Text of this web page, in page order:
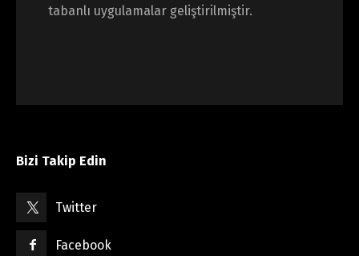
tabanlı uygulamalar geliştirilmiştir.
Bizi Takip Edin
Twitter
Facebook